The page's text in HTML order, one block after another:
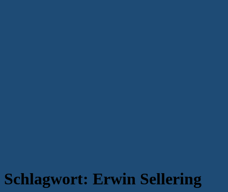
Schlagwort: Erwin Sellering